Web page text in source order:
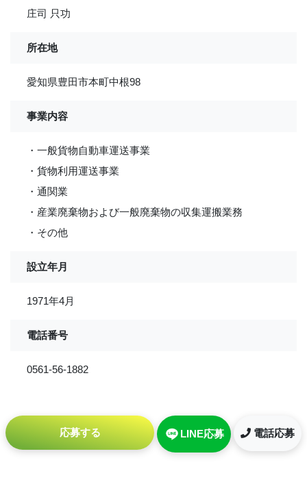
庄司 只功
所在地
愛知県豊田市本町中根98
事業内容
・一般貨物自動車運送事業
・貨物利用運送事業
・通関業
・産業廃棄物および一般廃棄物の収集運搬業務
・その他
設立年月
1971年4月
電話番号
0561-56-1882
応募する LINE応募 電話応募